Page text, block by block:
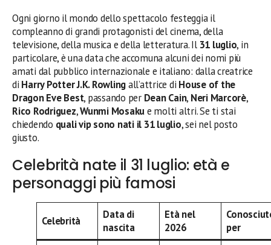
Ogni giorno il mondo dello spettacolo festeggia il
compleanno di grandi protagonisti del cinema, della
televisione, della musica e della letteratura. Il 31 luglio, in
particolare, è una data che accomuna alcuni dei nomi più
amati dal pubblico internazionale e italiano: dalla creatrice
di Harry PotterJ.K. Rowlingall’attrice di House of the
Dragon Eve Best, passando per Dean Cain, Neri Marcorè,
Rico Rodriguez,Wunmi Mosakue molti altri. Se ti stai
chiedendo quali vip sono nati il 31 luglio, sei nel posto
giusto.
Celebrità nate il 31 luglio: età e
personaggi più famosi
Celebrità
Data di
nascita
Età nel
2026
per